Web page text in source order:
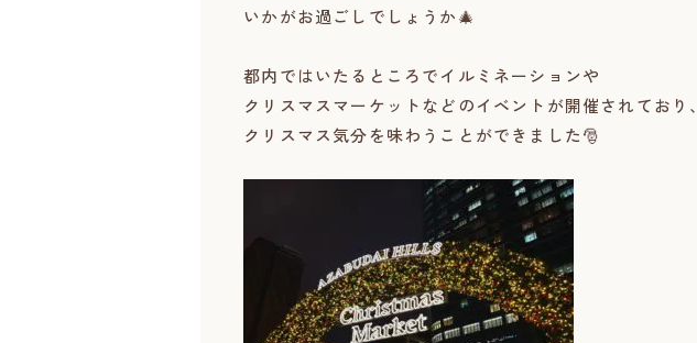
いかがお過ごしでしょうか🎄
都内ではいたるところでイルミネーションや
クリスマスマーケットなどのイベントが開催されており、
クリスマス気分を味わうことができました🎅